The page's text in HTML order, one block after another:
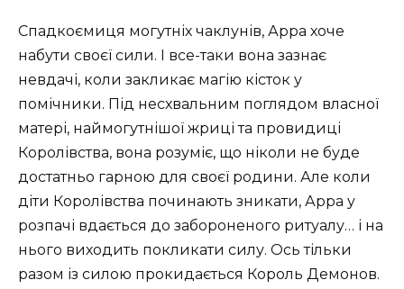
Спадкоємиця могутніх чаклунів, Арра хоче
набути своєї сили. І все-таки вона зазнає
невдачі, коли закликає магію кісток у
помічники. Під несхвальним поглядом власної
матері, наймогутнішої жриці та провидиці
Королівства, вона розуміє, що ніколи не буде
достатньо гарною для своєї родини. Але коли
діти Королівства починають зникати, Арра у
розпачі вдається до забороненого ритуалу… і на
нього виходить покликати силу. Ось тільки
разом із силою прокидається Король Демонов.